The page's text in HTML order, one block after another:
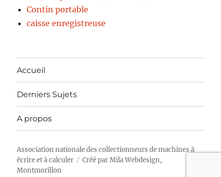
Contin portable
caisse enregistreuse
Accueil
Derniers Sujets
A propos
Association nationale des collectionneurs de machines à
écrire et à calculer
Créé parMila Webdesign,
Montmorillon